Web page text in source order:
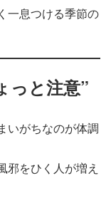
一息つける季節の
っと注意”
いがちなのが体調
邪をひく人が増え